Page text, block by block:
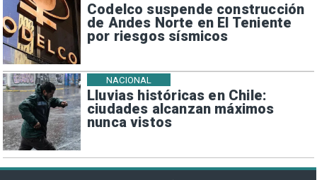
Codelco suspende construcción
de Andes Norte en El Teniente
por riesgos sísmicos
Lluvias históricas en Chile:
ciudades alcanzan máximos
nunca vistos
NACIONAL